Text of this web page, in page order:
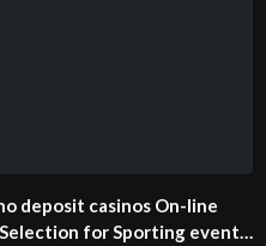
deposit casinos On-line
for Sporting events